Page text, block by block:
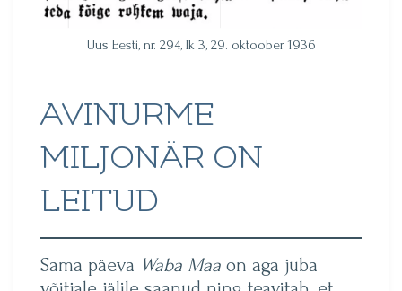
Uus Eesti, nr. 294, lk 3, 29. oktoober 1936
AVINURME
MILJONÄR ON
LEITUD
Sama päeva Waba Maa on aga juba